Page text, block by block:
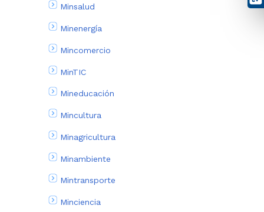
Minsalud
Minenergía
Mincomercio
MinTIC
Mineducación
Mincultura
Minagricultura
Minambiente
Mintransporte
Minciencia